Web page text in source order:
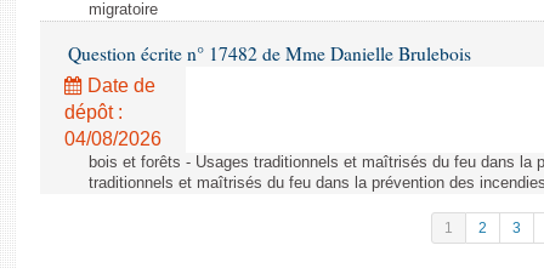
migratoire
Question écrite n° 17482 de Mme Danielle Brulebois
Date de
dépôt :
04/08/2026
bois et forêts - Usages traditionnels et maîtrisés du feu dans la
traditionnels et maîtrisés du feu dans la prévention des
1 2 3